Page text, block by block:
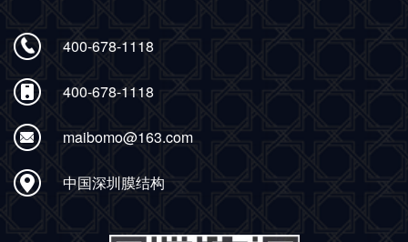
400-678-1118
400-678-1118
maibomo@163.com
中国深圳膜结构